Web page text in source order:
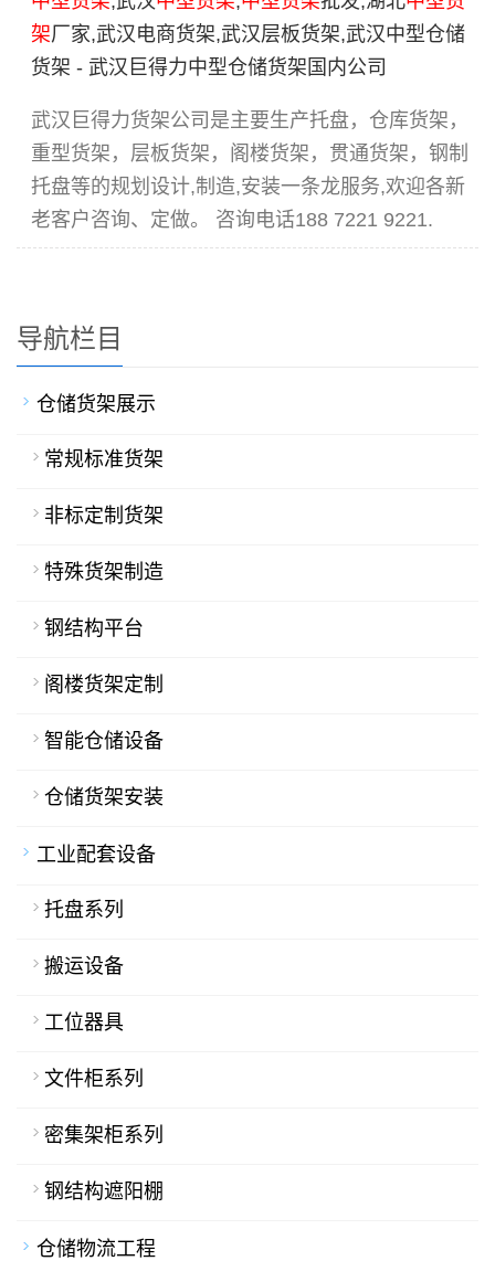
架厂家,武汉电商货架,武汉层板货架,武汉中型仓储
货架 - 武汉巨得力中型仓储货架国内公司
武汉巨得力货架公司是主要生产托盘，仓库货架，
重型货架，层板货架，阁楼货架，贯通货架，钢制
托盘等的规划设计,制造,安装一条龙服务,欢迎各新
老客户咨询、定做。 咨询电话188 7221 9221.
导航栏目
仓储货架展示
常规标准货架
非标定制货架
特殊货架制造
钢结构平台
阁楼货架定制
智能仓储设备
仓储货架安装
工业配套设备
托盘系列
搬运设备
工位器具
文件柜系列
密集架柜系列
钢结构遮阳棚
仓储物流工程